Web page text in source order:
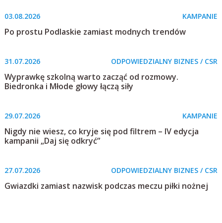
03.08.2026 KAMPANIE
Po prostu Podlaskie zamiast modnych trendów
31.07.2026 ODPOWIEDZIALNY BIZNES / CSR
Wyprawkę szkolną warto zacząć od rozmowy.
Biedronka i Młode głowy łączą siły
29.07.2026 KAMPANIE
Nigdy nie wiesz, co kryje się pod filtrem – IV edycja
kampanii „Daj się odkryć”
27.07.2026 ODPOWIEDZIALNY BIZNES / CSR
Gwiazdki zamiast nazwisk podczas meczu piłki nożnej